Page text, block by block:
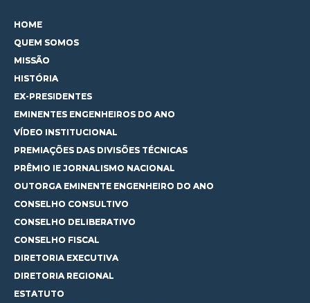
HOME
QUEM SOMOS
MISSÃO
HISTÓRIA
EX-PRESIDENTES
EMINENTES ENGENHEIROS DO ANO
VÍDEO INSTITUCIONAL
PREMIAÇÕES DAS DIVISÕES TÉCNICAS
PRÊMIO IE JORNALISMO NACIONAL
OUTORGA EMINENTE ENGENHEIRO DO ANO
CONSELHO CONSULTIVO
CONSELHO DELIBERATIVO
CONSELHO FISCAL
DIRETORIA EXECUTIVA
DIRETORIA REGIONAL
ESTATUTO